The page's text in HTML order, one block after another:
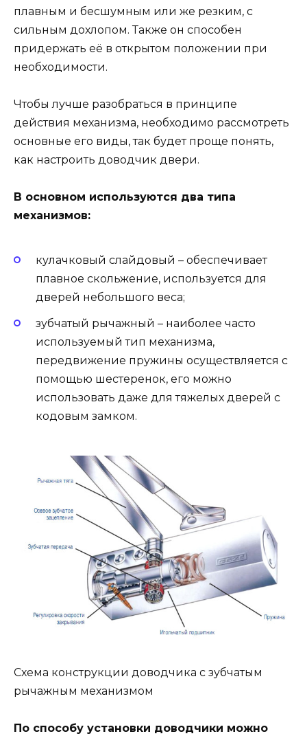
плавным и бесшумным или же резким, с
сильным дохлопом. Также он способен
придержать её в открытом положении при
необходимости.
Чтобы лучше разобраться в принципе
действия механизма, необходимо рассмотреть
основные его виды, так будет проще понять,
как настроить доводчик двери.
В основном используются два типа
механизмов:
кулачковый слайдовый – обеспечивает
плавное скольжение, используется для
дверей небольшого веса;
зубчатый рычажный – наиболее часто
используемый тип механизма,
передвижение пружины осуществляется с
помощью шестеренок, его можно
использовать даже для тяжелых дверей с
кодовым замком.
Схема конструкции доводчика с зубчатым
рычажным механизмом
По способу установки доводчики можно